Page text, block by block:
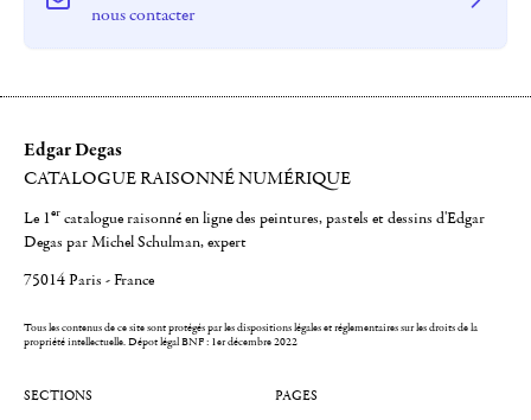
nous contacter
Edgar Degas
CATALOGUE RAISONNÉ NUMÉRIQUE
Le 1er catalogue raisonné en ligne des peintures, pastels et dessins d'Edgar
Degas par Michel Schulman, expert
75014 Paris - France
Tous les contenus de ce site sont protégés par les dispositions légales et réglementaires sur les droits de la
propriété intellectuelle.Dépot légal BNF : 1er décembre 2022
SECTIONS
PAGES